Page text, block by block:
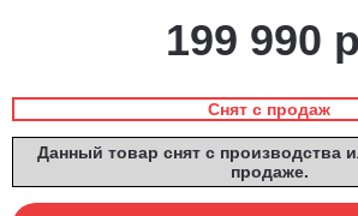
199 990
Снят с продаж
Данный товар снят с производства
продаже.